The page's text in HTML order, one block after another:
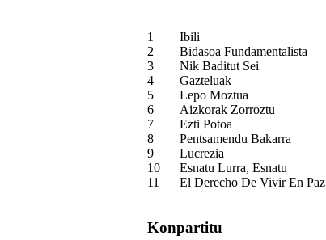
1
Ibili
2
Bidasoa Fundamentalista
3
Nik Baditut Sei
4
Gazteluak
5
Lepo Moztua
6
Aizkorak Zorroztu
7
Ezti Potoa
8
Pentsamendu Bakarra
9
Lucrezia
10
Esnatu Lurra, Esnatu
11
El Derecho De Vivir En Paz
Konpartitu